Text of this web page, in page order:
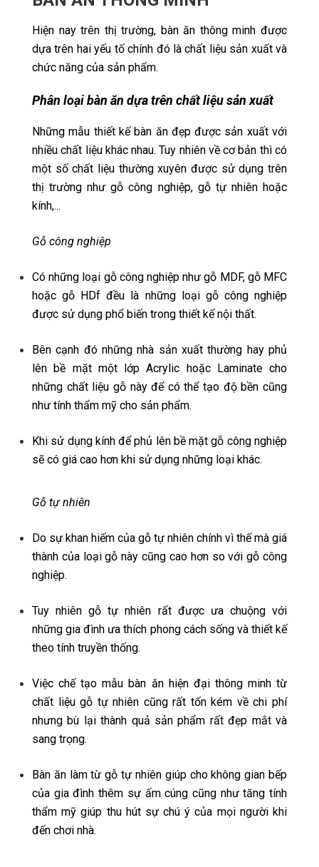
Hiện nay trên thị trường, bàn ăn thông minh được
dựa trên hai yếu tố chính đó là chất liệu sản xuất và
chức năng của sản phẩm.
Phân loại bàn ăn dựa trên chất liệu sản xuất
Những mẫu thiết kế bàn ăn đẹp được sản xuất với
nhiều chất liệu khác nhau. Tuy nhiên về cơ bản thì có
một số chất liệu thường xuyên được sử dụng trên
thị trường như gỗ công nghiệp, gỗ tự nhiên hoặc
kính,...
Gỗ công nghiệp
Có những loại gỗ công nghiệp như gỗ MDF, gỗ MFC
hoặc gỗ HDf đều là những loại gỗ công nghiệp
được sử dụng phổ biến trong thiết kế nội thất.
Bên cạnh đó những nhà sản xuất thường hay phủ
lên bề mặt một lớp Acrylic hoặc Laminate cho
những chất liệu gỗ này để có thể tạo độ bền cũng
như tính thẩm mỹ cho sản phẩm.
Khi sử dụng kính để phủ lên bề mặt gỗ công nghiệp
sẽ có giá cao hơn khi sử dụng những loại khác.
Gỗ tự nhiên
Do sự khan hiếm của gỗ tự nhiên chính vì thế mà giá
thành của loại gỗ này cũng cao hơn so với gỗ công
nghiệp.
Tuy nhiên gỗ tự nhiên rất được ưa chuộng với
những gia đình ưa thích phong cách sống và thiết kế
theo tính truyền thống.
Việc chế tạo mẫu bàn ăn hiện đại thông minh từ
chất liệu gỗ tự nhiên cũng rất tốn kém về chi phí
nhưng bù lại thành quả sản phẩm rất đẹp mắt và
sang trọng.
Bàn ăn làm từ gỗ tự nhiên giúp cho không gian bếp
của gia đình thêm sự ấm cúng cũng như tăng tính
thẩm mỹ giúp thu hút sự chú ý của mọi người khi
đến chơi nhà.